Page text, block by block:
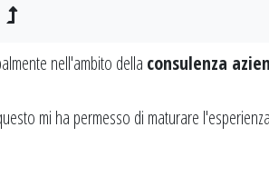
nell'ambito della consulenza
mi ha permesso di maturare